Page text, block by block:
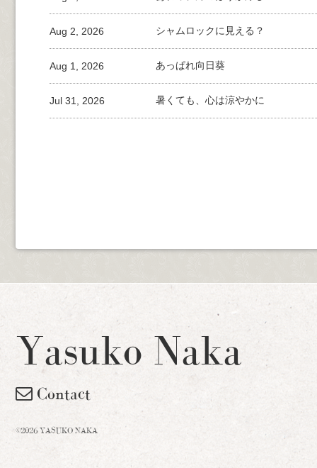
シャムロックに見える？
Aug 2, 2026
あっぱれ向日葵
Aug 1, 2026
暑くても、心は涼やかに
Jul 31, 2026
Yasuko Naka
Contact
©2026 YASUKO NAKA